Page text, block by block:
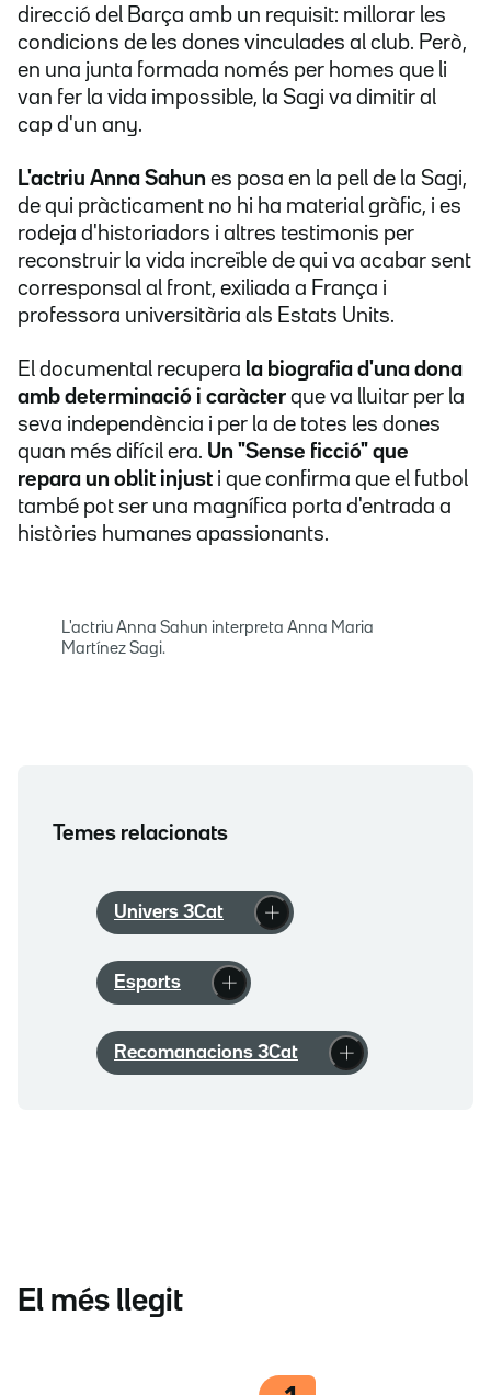
direcció del Barça amb un requisit: millorar les
condicions de les dones vinculades al club. Però,
en una junta formada només per homes que li
van fer la vida impossible, la Sagi va dimitir al
cap d'un any.
L'actriu Anna Sahun es posa en la pell de la Sagi,
de qui pràcticament no hi ha material gràfic, i es
rodeja d'historiadors i altres testimonis per
reconstruir la vida increïble de qui va acabar sent
corresponsal al front, exiliada a França i
professora universitària als Estats Units.
El documental recupera la biografia d'una dona
amb determinació i caràcter que va lluitar per la
seva independència i per la de totes les dones
quan més difícil era. Un "Sense ficció" que
repara un oblit injust i que confirma que el futbol
també pot ser una magnífica porta d'entrada a
històries humanes apassionants.
L'actriu Anna Sahun interpreta Anna Maria
Martínez Sagi.
Temes relacionats
Univers 3Cat
Esports
Recomanacions 3Cat
El més llegit